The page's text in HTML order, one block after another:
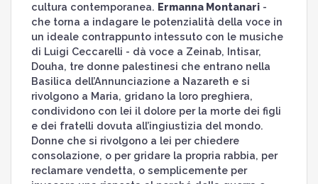
cultura contemporanea. Ermanna Montanari-
che torna a indagare le potenzialità della voce in
un ideale contrappunto intessuto con le musiche
di Luigi Ceccarelli - dà voce a Zeinab, Intisar,
Douha, tre donne palestinesi che entrano nella
Basilica dell’Annunciazione a Nazareth e si
rivolgono a Maria, gridano la loro preghiera,
condividono con lei il dolore per la morte dei figli
e dei fratelli dovuta all’ingiustizia del mondo.
Donne che si rivolgono a lei per chiedere
consolazione, o per gridare la propria rabbia, per
reclamare vendetta, o semplicemente per